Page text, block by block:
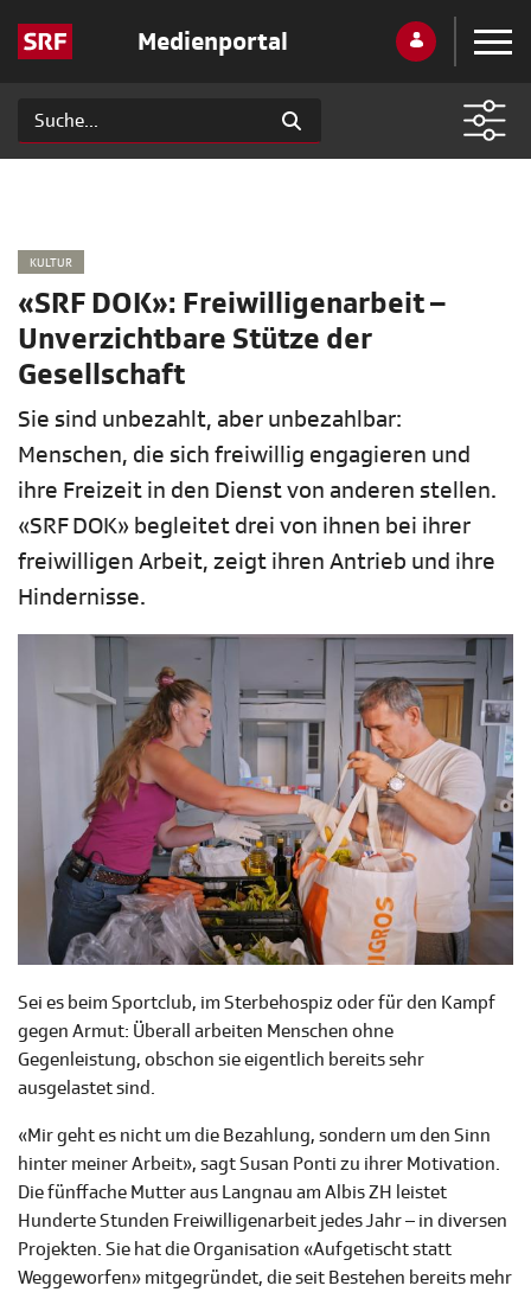
Medienportal
KULTUR
«SRF DOK»: Freiwilligenarbeit –
Unverzichtbare Stütze der
Gesellschaft
Sie sind unbezahlt, aber unbezahlbar:
Menschen, die sich freiwillig engagieren und
ihre Freizeit in den Dienst von anderen stellen.
«SRF DOK» begleitet drei von ihnen bei ihrer
freiwilligen Arbeit, zeigt ihren Antrieb und ihre
Hindernisse.
Sei es beim Sportclub, im Sterbehospiz oder für den Kampf
gegen Armut: Überall arbeiten Menschen ohne
Gegenleistung, obschon sie eigentlich bereits sehr
ausgelastet sind.
«Mir geht es nicht um die Bezahlung, sondern um den Sinn
hinter meiner Arbeit», sagt Susan Ponti zu ihrer Motivation.
Die fünffache Mutter aus Langnau am Albis ZH leistet
Hunderte Stunden Freiwilligenarbeit jedes Jahr – in diversen
Projekten. Sie hat die Organisation «Aufgetischt statt
Weggeworfen» mitgegründet, die seit Bestehen bereits mehr